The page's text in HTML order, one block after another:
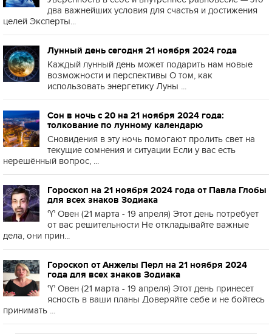
два важнейших условия для счастья и достижения
целей Эксперты...
Лунный день сегодня 21 ноября 2024 года
Каждый лунный день может подарить нам новые
возможности и перспективы О том, как
использовать энергетику Луны ...
Сон в ночь с 20 на 21 ноября 2024 года:
толкование по лунному календарю
Сновидения в эту ночь помогают пролить свет на
текущие сомнения и ситуации Если у вас есть
нерешённый вопрос, ...
Гороскоп на 21 ноября 2024 года от Павла Глобы
для всех знаков Зодиака
♈️ Овен (21 марта - 19 апреля) Этот день потребует
от вас решительности Не откладывайте важные
дела, они прин...
Гороскоп от Анжелы Перл на 21 ноября 2024
года для всех знаков Зодиака
♈️ Овен (21 марта - 19 апреля) Этот день принесет
ясность в ваши планы Доверяйте себе и не бойтесь
принимать ...